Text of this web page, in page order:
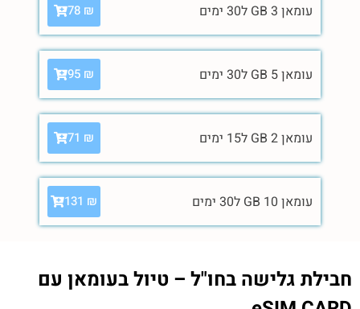
עומאן 3 GB ל30 ימים 78 ₪
עומאן 5 GB ל30 ימים 95 ₪
עומאן 2 GB ל15 ימים 71 ₪
עומאן 10 GB ל30 ימים 131 ₪
חבילת גלישה בחו"ל – טיול בעומאן עם